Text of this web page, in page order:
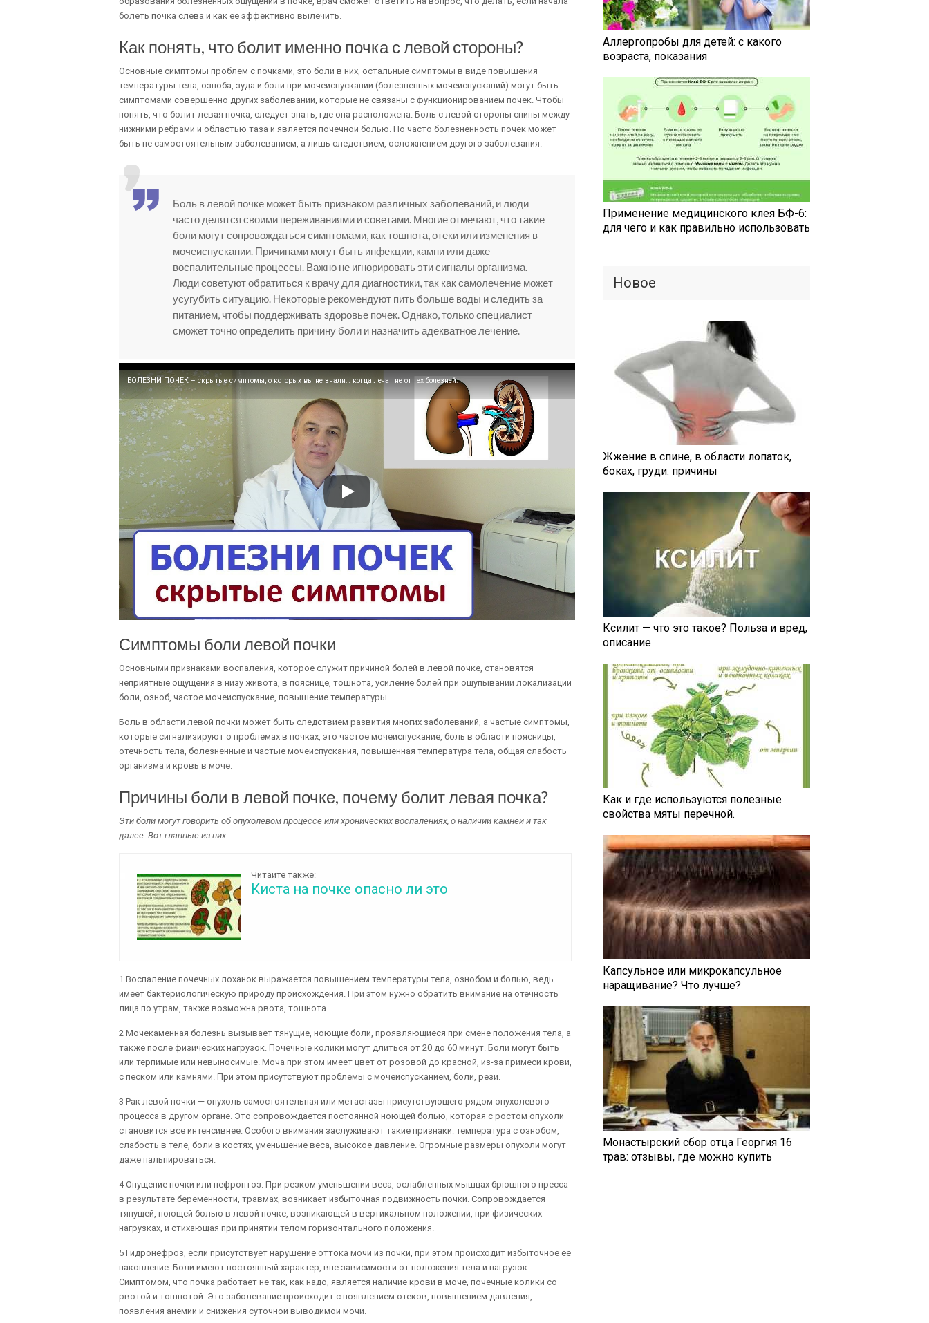
болеть почка слева и как ее эффективно вылечить.
Как понять, что болит именно почка с левой стороны?
Основные симптомы проблем с почками, это боли в них, остальные симптомы в виде повышения
температуры тела, озноба, зуда и боли при мочеиспускании (болезненных мочеиспусканий) могут быть
симптомами совершенно других заболеваний, которые не связаны с функционированием почек. Чтобы
понять, что болит левая почка, следует знать, где она расположена. Боль с левой стороны спины между
нижними ребрами и областью таза и является почечной болью. Но часто болезненность почек может
быть не самостоятельным заболеванием, а лишь следствием, осложнением другого заболевания.
Боль в левой почке может быть признаком различных заболеваний, и люди
часто делятся своими переживаниями и советами. Многие отмечают, что такие
боли могут сопровождаться симптомами, как тошнота, отеки или изменения в
мочеиспускании. Причинами могут быть инфекции, камни или даже
воспалительные процессы. Важно не игнорировать эти сигналы организма.
Люди советуют обратиться к врачу для диагностики, так как самолечение может
усугубить ситуацию. Некоторые рекомендуют пить больше воды и следить за
питанием, чтобы поддерживать здоровье почек. Однако, только специалист
сможет точно определить причину боли и назначить адекватное лечение.
БОЛЕЗНИ ПОЧЕК – скрытые симптомы, о которых вы не знали… когда лечат не от тех болезней.
Симптомы боли левой почки
Основными признаками воспаления, которое служит причиной болей в левой почке, становятся
неприятные ощущения в низу живота, в пояснице, тошнота, усиление болей при ощупывании локализации
боли, озноб, частое мочеиспускание, повышение температуры.
Боль в области левой почки может быть следствием развития многих заболеваний, а частые симптомы,
которые сигнализируют о проблемах в почках, это частое мочеиспускание, боль в области поясницы,
отечность тела, болезненные и частые мочеиспускания, повышенная температура тела, общая слабость
организма и кровь в моче.
Причины боли в левой почке, почему болит левая почка?
Эти боли могут говорить об опухолевом процессе или хронических воспалениях, о наличии камней и так
далее. Вот главные из них:
Читайте также:
Киста на почке опасно ли это
1 Воспаление почечных лоханок выражается повышением температуры тела, ознобом и болью, ведь
имеет бактериологическую природу происхождения. При этом нужно обратить внимание на отечность
лица по утрам, также возможна рвота, тошнота.
2 Мочекаменная болезнь вызывает тянущие, ноющие боли, проявляющиеся при смене положения тела, а
также после физических нагрузок. Почечные колики могут длиться от 20 до 60 минут. Боли могут быть
или терпимые или невыносимые. Моча при этом имеет цвет от розовой до красной, из-за примеси крови,
с песком или камнями. При этом присутствуют проблемы с мочеиспусканием, боли, рези.
3 Рак левой почки — опухоль самостоятельная или метастазы присутствующего рядом опухолевого
процесса в другом органе. Это сопровождается постоянной ноющей болью, которая с ростом опухоли
становится все интенсивнее. Особого внимания заслуживают такие признаки: температура с ознобом,
слабость в теле, боли в костях, уменьшение веса, высокое давление. Огромные размеры опухоли могут
даже пальпироваться.
4 Опущение почки или нефроптоз. При резком уменьшении веса, ослабленных мышцах брюшного пресса
в результате беременности, травмах, возникает избыточная подвижность почки. Сопровождается
тянущей, ноющей болью в левой почке, возникающей в вертикальном положении, при физических
нагрузках, и стихающая при принятии телом горизонтального положения.
5 Гидронефроз, если присутствует нарушение оттока мочи из почки, при этом происходит избыточное ее
накопление. Боли имеют постоянный характер, вне зависимости от положения тела и нагрузок.
Симптомом, что почка работает не так, как надо, является наличие крови в моче, почечные колики со
рвотой и тошнотой. Это заболевание происходит с появлением отеков, повышением давления,
появления анемии и снижения суточной выводимой мочи.
Аллергопробы для детей: с какого
возраста, показания
Применение медицинского клея БФ-6:
для чего и как правильно использовать
Новое
Жжение в спине, в области лопаток,
боках, груди: причины
Ксилит — что это такое? Польза и вред,
описание
Как и где используются полезные
свойства мяты перечной.
Капсульное или микрокапсульное
наращивание? Что лучше?
Монастырский сбор отца Георгия 16
трав: отзывы, где можно купить